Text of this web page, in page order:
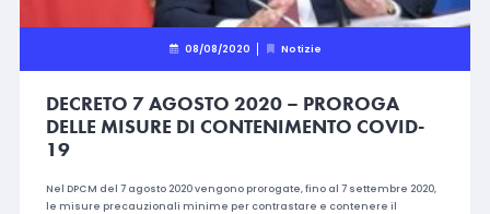
08/08/2020 Notizie
DECRETO 7 AGOSTO 2020 – PROROGA
DELLE MISURE DI CONTENIMENTO COVID-
19
Nel DPCM del 7 agosto 2020 vengono prorogate, fino al 7 settembre 2020,
le misure precauzionali minime per contrastare e contenere il